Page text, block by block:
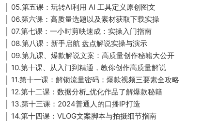
│ 05.第五课：玩转AI利用 AI 工具定义原创图文
│ 06.第六课：高质量选题以及素材获取下载实操
│ 07.第七课：一小时剪映速成：实操入门指南
│ 08.第八课：新手启航 盘点解说实操与演示
│ 09.第九课、爆款解说文案：高质量创作秘籍大公开
│ 10.第十课、从入门到精通，教你创作高质量解说
│ 11.第十一课：解锁流量密码；爆款视频三要素全攻略
│ 12.第十二课：数据分析_优化作品了解爆款秘籍
│ 13.第十三课：2024普通人的口播IP打造
│ 14.第十四课：VLOG文案脚本与拍摄细节指南